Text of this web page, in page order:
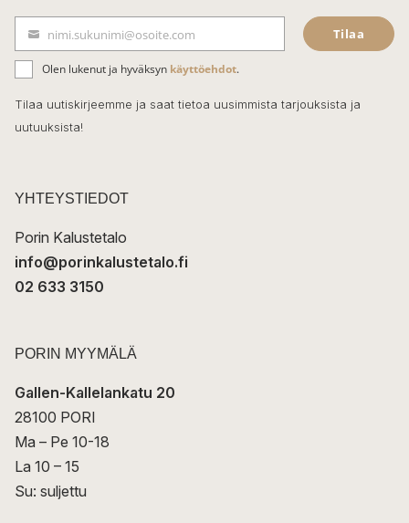
e
b
o
o
k
ä
h
k
t
nimi.sukunimi@osoite.com Tilaa
Olen lukenut ja hyväksyn käyttöehdot.
Tilaa uutiskirjeemme ja saat tietoa uusimmista tarjouksista ja
uutuuksista!
YHTEYSTIEDOT
Porin Kalustetalo
info@porinkalustetalo.fi
02 633 3150
PORIN MYYMÄLÄ
Gallen-Kallelankatu 20
28100 PORI
Ma – Pe 10-18
La 10 – 15
Su: suljettu